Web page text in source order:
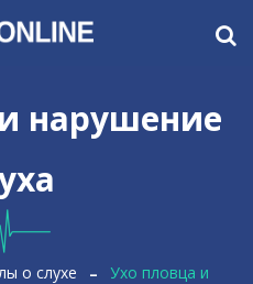
нарушение
о слухе
Ухо пловца и